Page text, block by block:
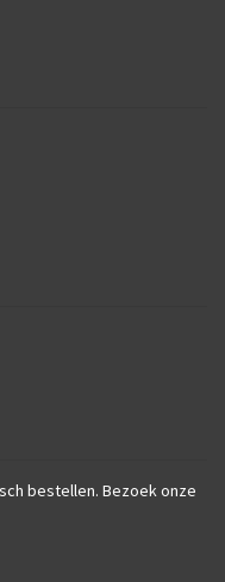
bestellen. Bezoek onze